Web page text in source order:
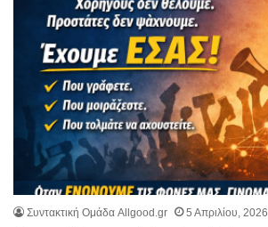
Συντακτική Ομάδα Allgood.gr 5 Απριλίου, 2026